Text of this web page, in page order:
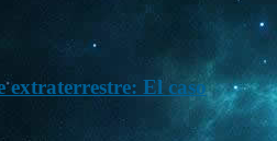
extraterrestre: El caso